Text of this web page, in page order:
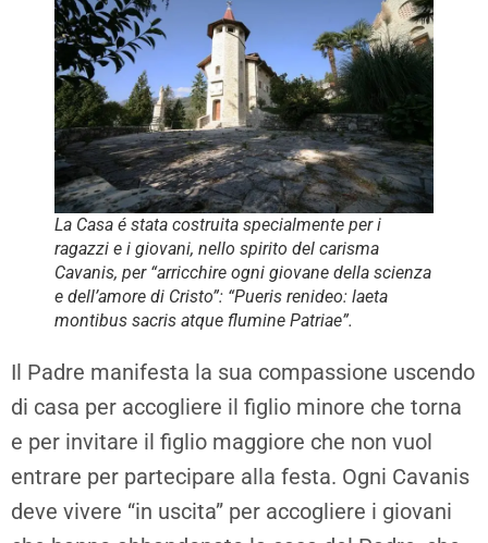
La Casa é stata costruita specialmente per i
ragazzi e i giovani, nello spirito del carisma
Cavanis, per “arricchire ogni giovane della scienza
e dell’amore di Cristo”: “Pueris renideo: laeta
montibus sacris atque flumine Patriae”.
Il Padre manifesta la sua compassione uscendo
di casa per accogliere il figlio minore che torna
e per invitare il figlio maggiore che non vuol
entrare per partecipare alla festa. Ogni Cavanis
deve vivere “in uscita” per accogliere i giovani